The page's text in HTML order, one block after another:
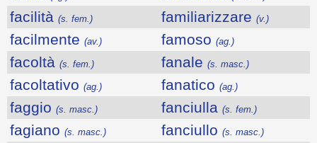
facilità (s. fem.) familiarizzare (v.)
facilmente (av.) famoso (ag.)
facoltà (s. fem.) fanale (s. masc.)
facoltativo (ag.) fanatico (ag.)
faggio (s. masc.) fanciulla (s. fem.)
fagiano (s. masc.) fanciullo (s. masc.)